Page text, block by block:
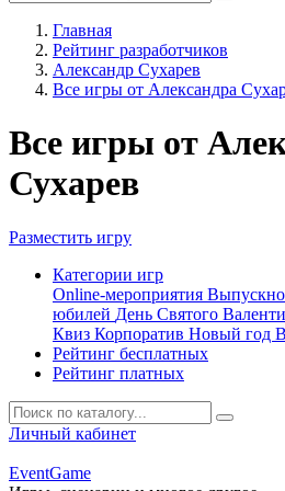
Главная
Рейтинг разработчиков
Александр Сухарев
Все игры от Александра
Все игры от
Сухарев
Разместить игру
Категории игр
Online-мероприятия
юбилей День Святого
Квиз Корпоратив Новый год
Рейтинг бесплатных
Рейтинг платных
Личный кабинет
EventGame